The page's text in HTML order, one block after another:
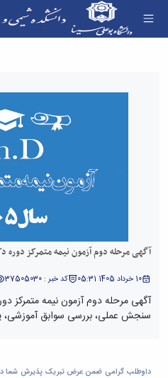
آگهی مرحله دوم آزمون نیمه متمرکز دوره
10 خرداد 1405 05:31 کد خبر : 37505030
آگهی مرحله دوم آزمون نیمه متمرکز
سنجش عملی، بررسی سوابق آموزشی،
داوطلب گرامی ضمن عرض تبریک پذیرش شما در